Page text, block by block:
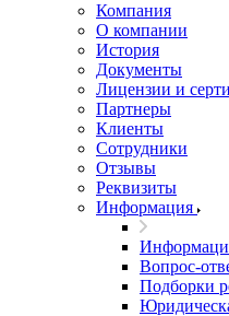
Компания
О компании
История
Документы
Лицензии и
Партнеры
Клиенты
Сотрудники
Отзывы
Реквизиты
Информация
Вопрос-
Подборки